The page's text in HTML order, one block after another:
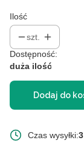
Ilość
szt.
Dostępność:
duża ilość
Dodaj do
Czas wysyłki: